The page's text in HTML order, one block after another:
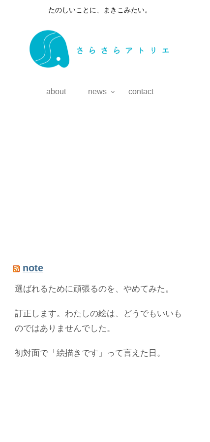
たのしいことに、まきこみたい。
about news contact
note
選ばれるために頑張るのを、やめてみた。
訂正します。わたしの絵は、どうでもいいも
のではありませんでした。
初対面で「絵描きです」って言えた日。